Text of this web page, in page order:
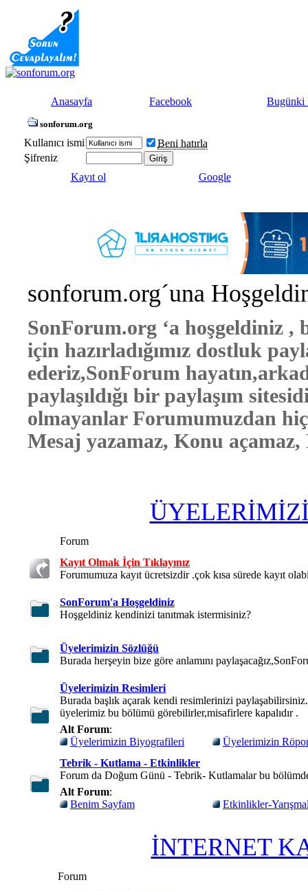
Anasayfa Facebook Bugünki
sonforum.org
Kullanıcı ismi
Beni hatırla
Şifreniz
Kayıt ol
Google
sonforum.org´una
SonForum.org ‘a hoşgeldiniz
için hazırladığımız dostluk
ederiz,SonForum
paylaşıldığı bir paylaşım
olmayanlar Forumumuzdan
Mesaj yazamaz, Konu
Forum
Kayıt Olmak İçin Tıklayınız
Forumumuza kayıt ücretsizdir .çok kısa sürede kayıt
SonForum'a Hoşgeldiniz
Hoşgeldiniz kendinizi tanıtmak istermisiniz?
Üyelerimizin Sözlüğü
Burada herşeyin bize göre anlamını
Üyelerimizin Resimleri
Burada başlık açarak kendi resimlerinizi
üyelerimiz bu bölümü görebilirler,misafirlere kapalıdır .
Alt Forum:
Üyelerimizin Biyografileri
Üyelerimizin
Tebrik - Kutlama - Etkinlikler
Forum da Doğum Günü - Tebrik- Kutlamalar bu
Alt Forum:
Benim Sayfam
Etkinlikler-
İNTERNET
Forum